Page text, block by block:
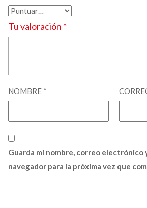
Tu valoración *
NOMBRE *
Guarda mi nombre, correo electrónico
navegador para la próxima vez que